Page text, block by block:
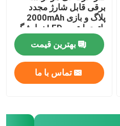
برقی قابل شارژ مجدد
پلاگ و بازی 2000mAh
باتری لیتیوم LED نمایشگر
برای سالن
بهترین قیمت
تماس با ما